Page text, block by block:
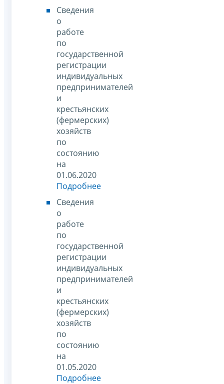
Сведения
о
работе
по
государственной
регистрации
индивидуальных
предпринимателей
и
крестьянских
(фермерских)
хозяйств
по
состоянию
на
01.06.2020
Подробнее
Сведения
о
работе
по
государственной
регистрации
индивидуальных
предпринимателей
и
крестьянских
(фермерских)
хозяйств
по
состоянию
на
01.05.2020
Подробнее